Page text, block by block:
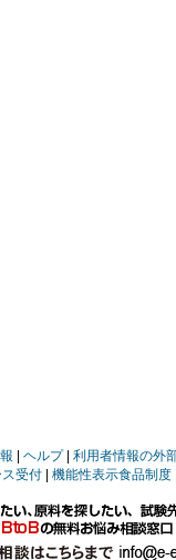
ヘルプ 利用者情報の外
受付
機能性表示食品制度